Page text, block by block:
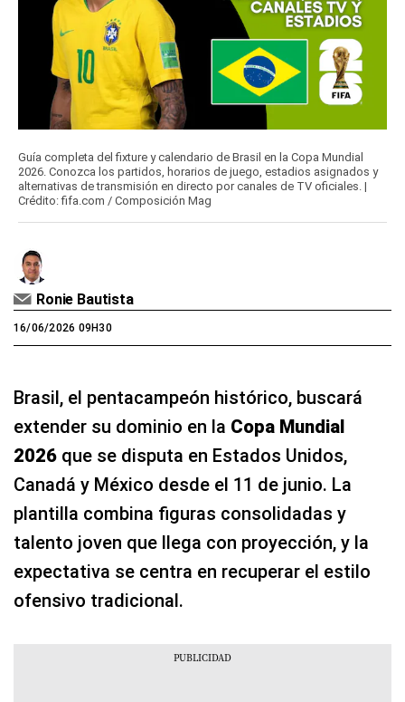
Guía completa del fixture y calendario de Brasil en la Copa Mundial
2026. Conozca los partidos, horarios de juego, estadios asignados y
alternativas de transmisión en directo por canales de TV oficiales. |
Crédito: fifa.com / Composición Mag
Ronie Bautista
16/06/2026 09H30
Brasil, el pentacampeón histórico, buscará
extender su dominio en la Copa Mundial
2026 que se disputa en Estados Unidos,
Canadá y México desde el 11 de junio. La
plantilla combina figuras consolidadas y
talento joven que llega con proyección, y la
expectativa se centra en recuperar el estilo
ofensivo tradicional.